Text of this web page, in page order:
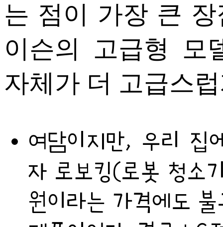
는 점이 가장 큰
이슨의 고급형 모
자체가 더 고급스
여담이지만, 우리 집
자 로보킹(로봇 청소
원이라는 가격에도